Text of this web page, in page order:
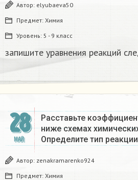
Автор: elyubaeva50
Предмет: Химия
Уровень: 5 - 9 класс
запишите уравнения реакций
28
МАЙ
Расставьте
ниже схемах
Определите тип
Автор: zenakramarenko924
Предмет: Химия